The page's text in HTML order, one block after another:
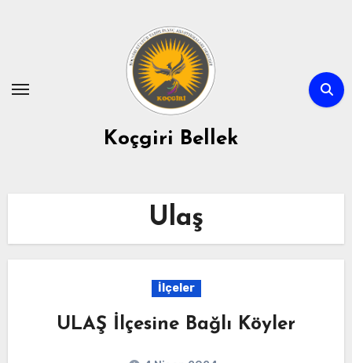
Koçgiri Bellek
Ulaş
İlçeler
ULAŞ İlçesine Bağlı Köyler